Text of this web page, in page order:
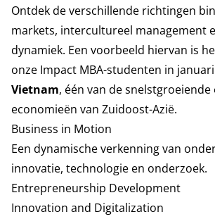
Ontdek de verschillende richtingen
markets, intercultureel management
dynamiek. Een voorbeeld hiervan is
onze Impact MBA-studenten in
Vietnam, één van de
economieën van Zuidoost-Azië.
Business in Motion
Een dynamische verkenning van
innovatie, technologie en onderzoek.
Entrepreneurship Development
Innovation and Digitalization